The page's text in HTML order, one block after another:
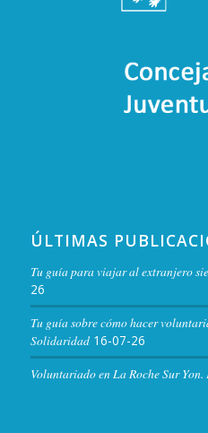
ÚLTIMAS
Tu guía para viajar al extranjero
26
Tu guía sobre cómo hacer
Solidaridad 16-07-26
Voluntariado en La Roche Sur